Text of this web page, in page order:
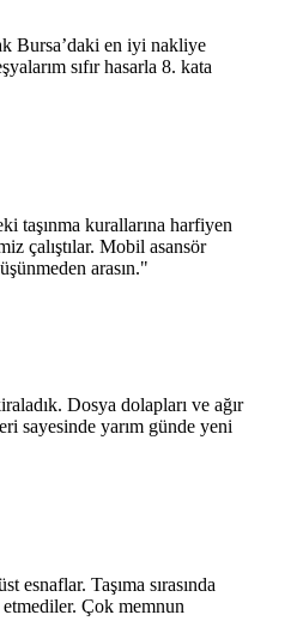
Bursa’daki en iyi nakliye
sıfır hasarla 8. kata
taşınma kurallarına harfiyen
çalıştılar. Mobil asansör
arasın."
Dosya dolapları ve ağır
sayesinde yarım günde yeni
esnaflar. Taşıma sırasında
Çok memnun